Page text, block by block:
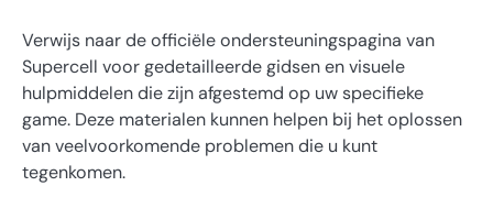
Verwijs naar de officiële ondersteuningspagina van
Supercell voor gedetailleerde gidsen en visuele
hulpmiddelen die zijn afgestemd op uw specifieke
game. Deze materialen kunnen helpen bij het oplossen
van veelvoorkomende problemen die u kunt
tegenkomen.